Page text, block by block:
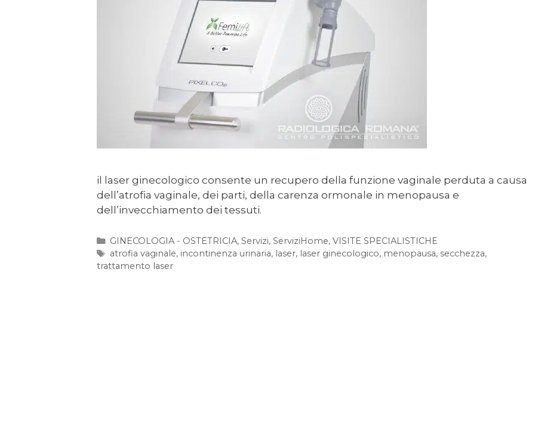
il laser ginecologico consente un recupero della funzione vaginale perduta a causa
dell’atrofia vaginale, dei parti, della carenza ormonale in menopausa e
dell’invecchiamento dei tessuti.
GINECOLOGIA - OSTETRICIA, Servizi, ServiziHome, VISITE SPECIALISTICHE
atrofia vaginale, incontinenza urinaria, laser, laser ginecologico, menopausa, secchezza,
trattamento laser